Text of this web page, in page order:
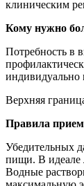
клиническим
Кому нужно
Потребность в
индивидуально
Верхняя
Правила
Убедительных
пищи. В идеале
Водные